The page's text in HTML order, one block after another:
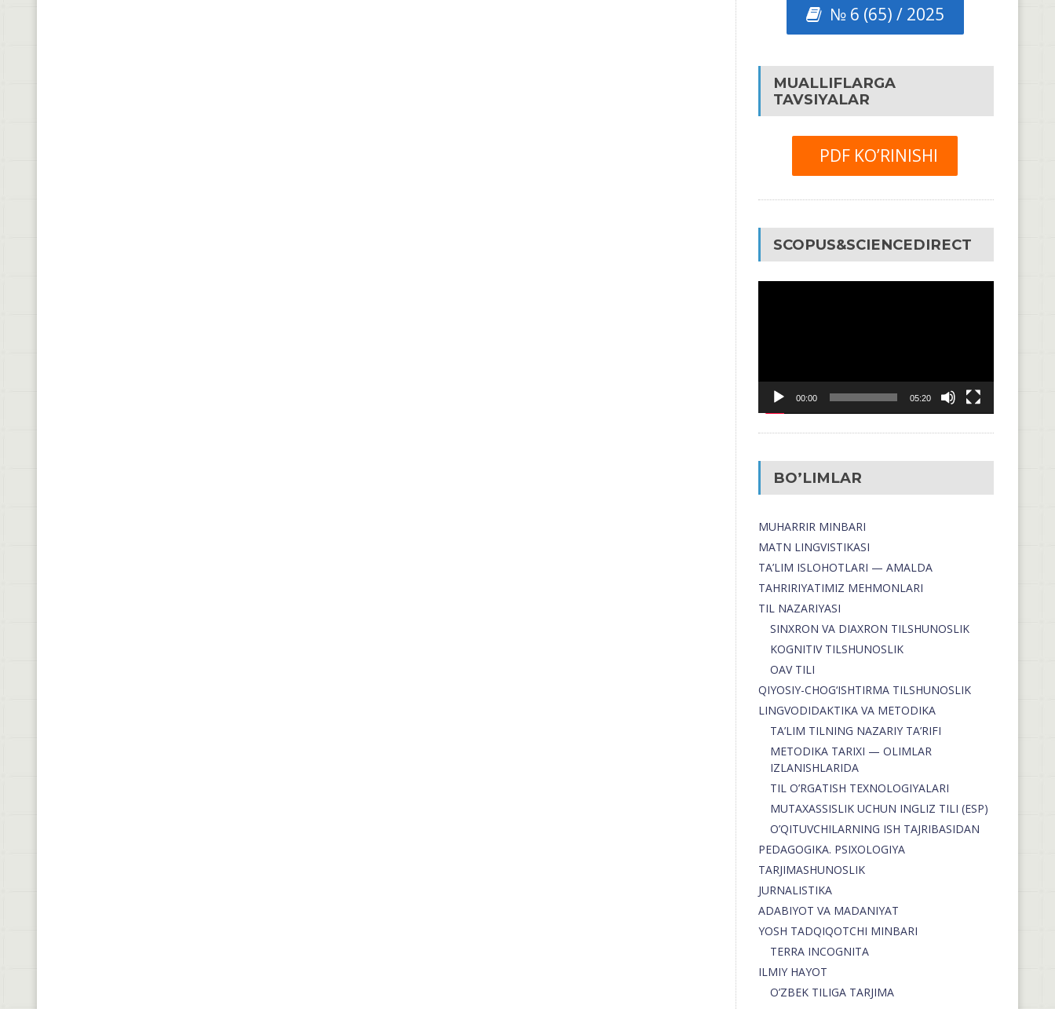
№ 6 (65) / 2025
MUALLIFLARGA
TAVSIYALAR
PDF KO’RINISHI
SCOPUS&SCIENCEDIRECT
00:00 05:20
BO’LIMLAR
MUHARRIR MINBARI
MATN LINGVISTIKASI
TA’LIM ISLOHOTLARI — AMALDA
TAHRIRIYATIMIZ MEHMONLARI
TIL NAZARIYASI
SINXRON VA DIAXRON TILSHUNOSLIK
KOGNITIV TILSHUNOSLIK
OAV TILI
QIYOSIY-CHOG‘ISHTIRMA TILSHUNOSLIK
LINGVODIDAKTIKA VA METODIKA
TA’LIM TILNING NAZARIY TA’RIFI
METODIKA TARIXI — OLIMLAR
IZLANISHLARIDA
TIL O’RGATISH TEXNOLOGIYALARI
MUTAXASSISLIK UCHUN INGLIZ TILI (ESP)
O’QITUVCHILARNING ISH TAJRIBASIDAN
PEDAGOGIKA. PSIXOLOGIYA
TARJIMASHUNOSLIK
JURNALISTIKA
ADABIYOT VA MADANIYAT
YOSH TADQIQOTCHI MINBARI
TERRA INCOGNITA
ILMIY HAYOT
O’ZBEK TILIGA TARJIMA